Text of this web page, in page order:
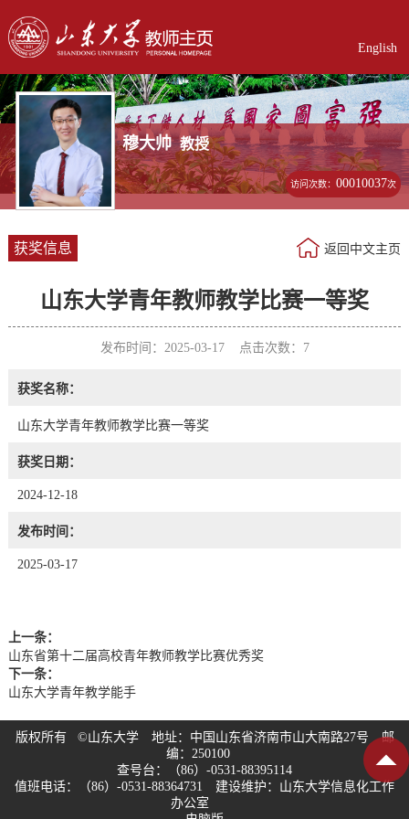
English
穆大帅 教授
访问次数：00010037次
获奖信息 返回中文主页
山东大学青年教师教学比赛一等奖
发布时间：2025-03-17 点击次数： 7
获奖名称：
山东大学青年教师教学比赛一等奖
获奖日期：
2024-12-18
发布时间：
2025-03-17
上一条：
山东省第十二届高校青年教师教学比赛优秀奖
下一条：
山东大学青年教学能手
版权所有 ©山东大学 地址：中国山东省济南市山大南路27号 邮
编：250100
查号台：（86）-0531-88395114
值班电话：（86）-0531-88364731 建设维护：山东大学信息化工作
办公室